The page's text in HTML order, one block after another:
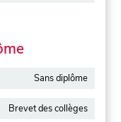
Sans diplôme
Brevet des collèges